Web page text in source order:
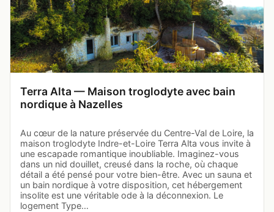
Terra Alta — Maison troglodyte avec bain
nordique à Nazelles
Au cœur de la nature préservée du Centre-Val de Loire, la
maison troglodyte Indre-et-Loire Terra Alta vous invite à
une escapade romantique inoubliable. Imaginez-vous
dans un nid douillet, creusé dans la roche, où chaque
détail a été pensé pour votre bien-être. Avec un sauna et
un bain nordique à votre disposition, cet hébergement
insolite est une véritable ode à la déconnexion. Le
logement Type…